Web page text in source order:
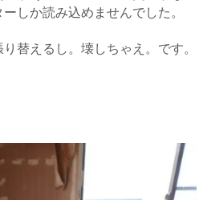
しか読み込めませんでした。
替えるし。壊しちゃえ。です。